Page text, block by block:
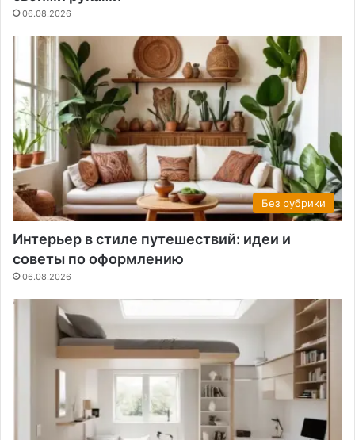
06.08.2026
Без рубрики
Интерьер в стиле путешествий: идеи и
советы по оформлению
06.08.2026